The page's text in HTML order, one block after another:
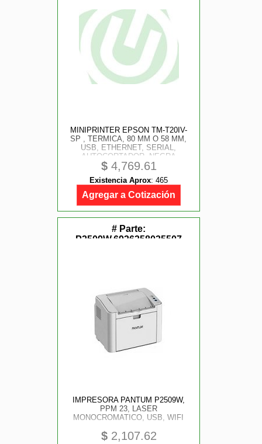
MINIPRINTER EPSON TM-T20IV-
SP , TERMICA, 80 MM O 58 MM,
USB, ETHERNET, SERIAL,
AUTOCORTADOR, NEGRA
$4,769.61
Existencia Aprox: 465
Agregar a Cotización
# Parte:
P2509W,6936358035507
IMPRESORA PANTUM P2509W,
PPM 23, LASER
MONOCROMATICO, USB, WIFI
$2,107.62